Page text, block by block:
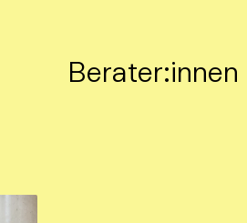
Berater:innen